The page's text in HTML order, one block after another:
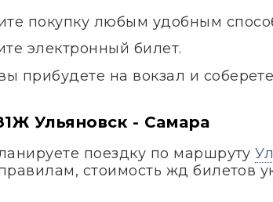
покупку любым удобным
электронный билет.
прибудете на вокзал и
Ульяновск - Самара
поездку по маршруту
стоимость жд билетов